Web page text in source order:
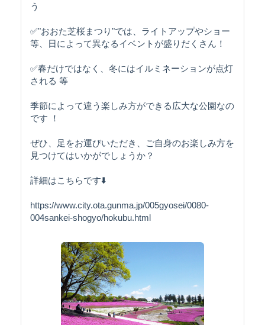
う
✅"おおた芝桜まつり"では、ライトアップやショー
等、日によって異なるイベントが盛りだくさん！
✅春だけではなく、冬にはイルミネーションが点灯
される 等
季節によって違う楽しみ方ができる広大な公園なの
です ！
ぜひ、足をお運びいただき、ご自身のお楽しみ方を
見つけてはいかがでしょうか？
詳細はこちらです⬇️
https://www.city.ota.gunma.jp/005gyosei/0080-
004sankei-shogyo/hokubu.html